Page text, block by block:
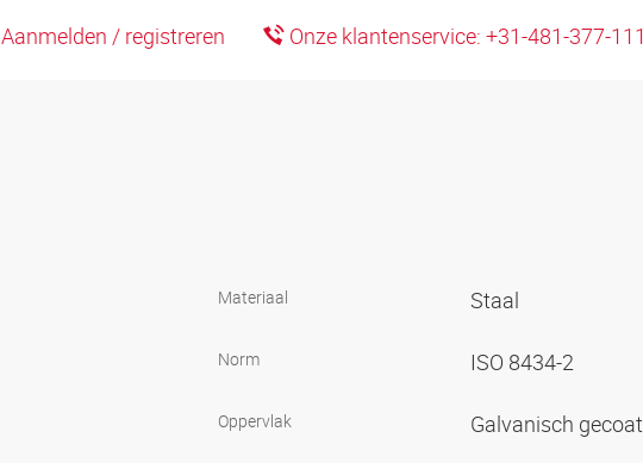
Aanmelden / registreren
Onze klantenservice: +31-481-377-111
Materiaal Staal
Norm ISO 8434-2
Oppervlak Galvanisch gecoat